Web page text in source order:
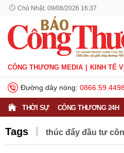
Chủ Nhật, 09/08/2026 16:37
CÔNG THƯƠNG MEDIA KINH TẾ
Đường dây nóng:
THỜI SỰ CÔNG THƯƠNG 24H
Tags thúc đẩy đầu tư